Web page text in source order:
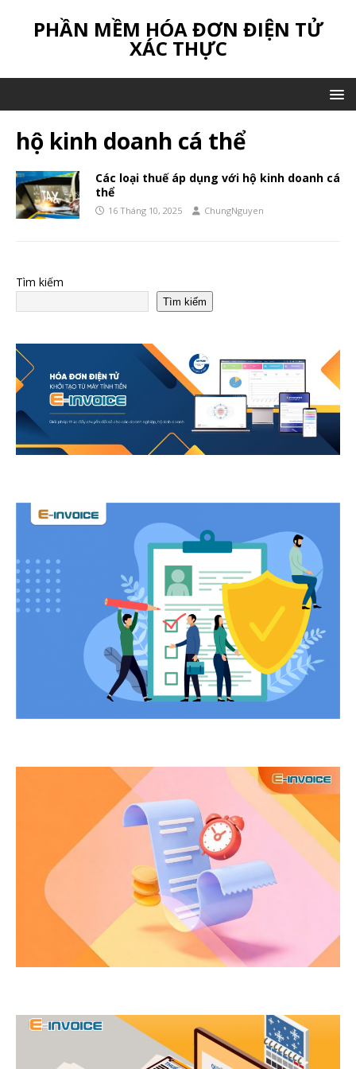
PHẦN MỀM HÓA ĐƠN ĐIỆN TỬ
XÁC THỰC
hộ kinh doanh cá thể
Các loại thuế áp dụng với hộ kinh doanh cá
thể
16 Tháng 10, 2025 ChungNguyen
Tìm kiếm
Tìm kiếm